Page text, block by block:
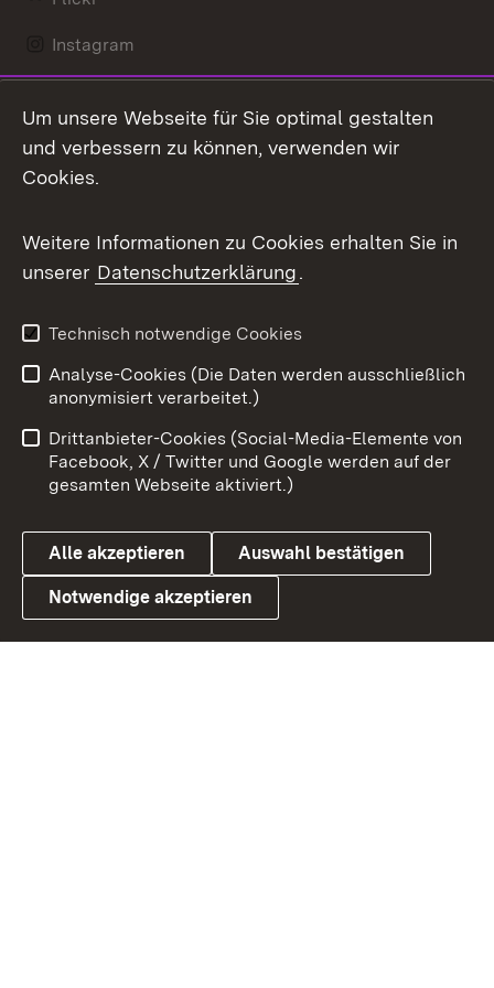
Instagram
Mastodon
Messenger
Social Wall
X / Twitter
Youtube
Link zum Landesportal
Benutzungshinweise
Barrierefreiheit
Datenschutz
Cookies
Um unsere Webseite für Sie optimal gestalten
und verbessern zu können, verwenden wir
Cookies.
Weitere Informationen zu Cookies erhalten Sie in
unserer Datenschutzerklärung.
Technisch notwendige Cookies
Analyse-Cookies (Die Daten werden ausschließlich
anonymisiert verarbeitet.)
Drittanbieter-Cookies (Social-Media-Elemente von
Facebook, X / Twitter und Google werden auf der
gesamten Webseite aktiviert.)
Alle akzeptieren Auswahl bestätigen
Notwendige akzeptieren